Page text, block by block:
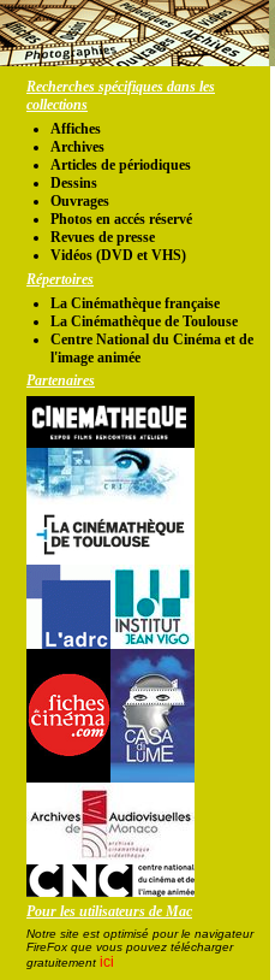
Recherches spécifiques dans les
collections
Affiches
Archives
Articles de périodiques
Dessins
Ouvrages
Photos en accés réservé
Revues de presse
Vidéos (DVD et VHS)
Répertoires
La Cinémathèque française
La Cinémathèque de Toulouse
Centre National du Cinéma et de
l'image animée
Partenaires
Pour les utilisateurs de Mac
Notre site est optimisé pour le navigateur
FireFox que vous pouvez télécharger
gratuitement ici